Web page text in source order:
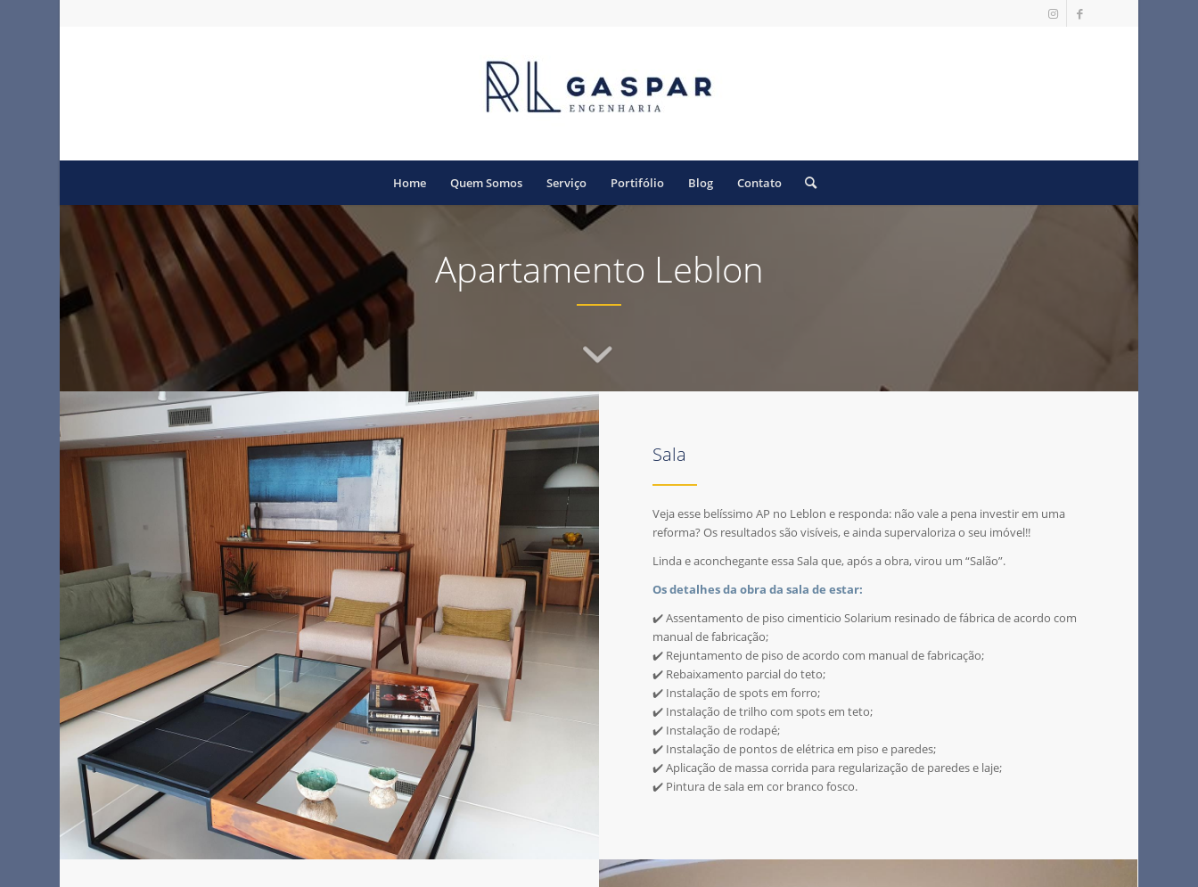
Home Quem Somos Serviço Portifólio Blog Contato
Apartamento Leblon
Sala
Veja esse belíssimo AP no Leblon e responda: não vale a pena investir em uma
reforma? Os resultados são visíveis, e ainda supervaloriza o seu imóvel!!
Linda e aconchegante essa Sala que, após a obra, virou um “Salão”.
Os detalhes da obra da sala de estar:
✔️ Assentamento de piso cimenticio Solarium resinado de fábrica de acordo com
manual de fabricação;
✔️ Rejuntamento de piso de acordo com manual de fabricação;
✔️ Rebaixamento parcial do teto;
✔️ Instalação de spots em forro;
✔️ Instalação de trilho com spots em teto;
✔️ Instalação de rodapé;
✔️ Instalação de pontos de elétrica em piso e paredes;
✔️ Aplicação de massa corrida para regularização de paredes e laje;
✔️ Pintura de sala em cor branco fosco.